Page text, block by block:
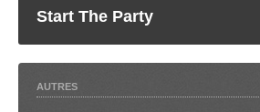
Start The Party
AUTRES